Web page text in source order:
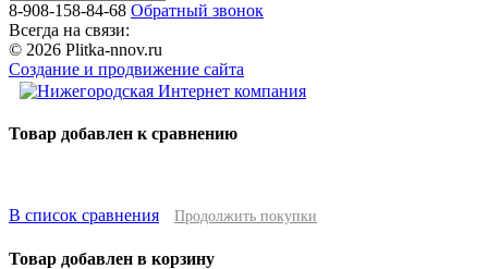
8-908-158-84-68 Обратный звонок
Всегда на связи:
© 2026 Plitka-nnov.ru
Создание и продвижение сайта
Товар добавлен к сравнению
В список сравнения Продолжить покупки
Товар добавлен в корзину